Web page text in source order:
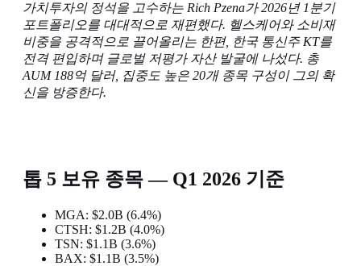
가치투자의 정석을 고수하는 Rich Pzena가 2026년 1분기
포트폴리오를 대대적으로 재편했다. 헬스케어와 소비재
비중을 공격적으로 끌어올리는 한편, 한국 통신주 KT를
전격 편입하며 글로벌 저평가 자산 발굴에 나섰다. 총
AUM 188억 달러, 집중도 높은 20개 종목 구성이 그의 확
신을 방증한다.
톱 5 보유 종목 — Q1 2026 기준
MGA: $2.0B (6.4%)
CTSH: $1.2B (4.0%)
TSN: $1.1B (3.6%)
BAX: $1.1B (3.5%)